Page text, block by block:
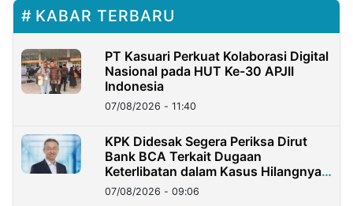
KABAR TERBARU
PT Kasuari Perkuat Kolaborasi Digital
Nasional pada HUT Ke-30 APJII
Indonesia
07/08/2026 - 11:40
KPK Didesak Segera Periksa Dirut
Bank BCA Terkait Dugaan
Keterlibatan dalam Kasus Hilangnya
Dana Nasabah Rp2,58 Miliar
07/08/2026 - 09:06